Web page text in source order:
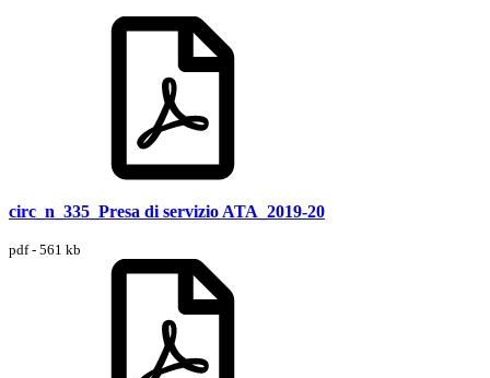
circ_n_335_Presa di servizio ATA_2019-20
pdf - 561 kb